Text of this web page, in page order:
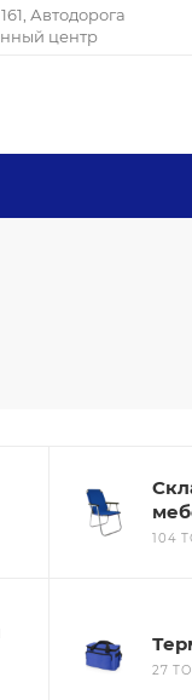
Автодорога
центр
104
27